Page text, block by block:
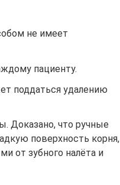
не имеет
пациенту.
поддаться удалению
Доказано, что ручные
поверхность корня,
от зубного налёта и